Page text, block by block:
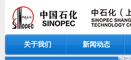
关于我们 新闻动态